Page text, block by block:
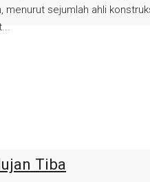
menurut sejumlah ahli
Tiba